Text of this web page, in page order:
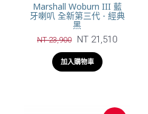
Marshall Woburn III 藍
牙喇叭 全新第三代 - 經典
黑
NT 23,900 NT 21,510
加入購物車